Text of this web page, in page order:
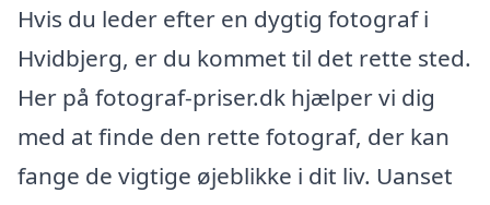
Hvis du leder efter en dygtig fotograf i
Hvidbjerg, er du kommet til det rette sted.
Her på fotograf-priser.dk hjælper vi dig
med at finde den rette fotograf, der kan
fange de vigtige øjeblikke i dit liv. Uanset